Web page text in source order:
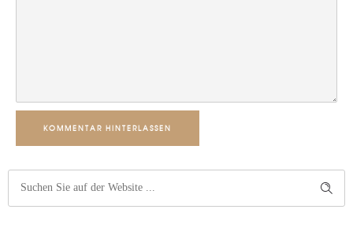
KOMMENTAR HINTERLASSEN